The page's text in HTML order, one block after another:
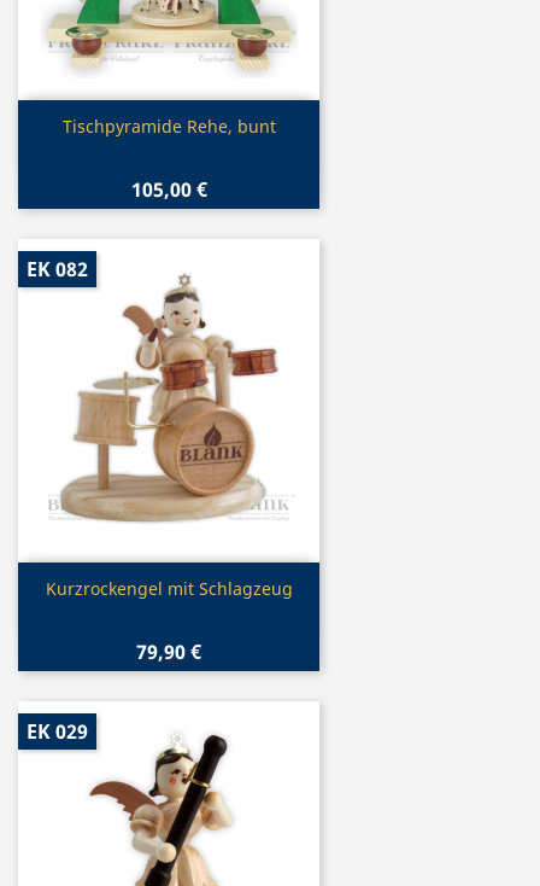
Vorschau
Tischpyramide Rehe, bunt
105,00 €
Vorschau
Kurzrockengel mit Schlagzeug
79,90 €
EK 082
EK 029